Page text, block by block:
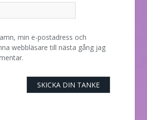
min e-postadress och
webbläsare till nästa gång jag